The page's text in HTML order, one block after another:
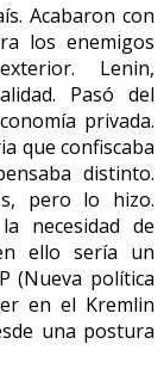
Acabaron con
los enemigos
Lenin,
Pasó del
privada.
que confiscaba
distinto.
pero lo hizo.
necesidad de
ello sería un
(Nueva política
en el Kremlin
una postura